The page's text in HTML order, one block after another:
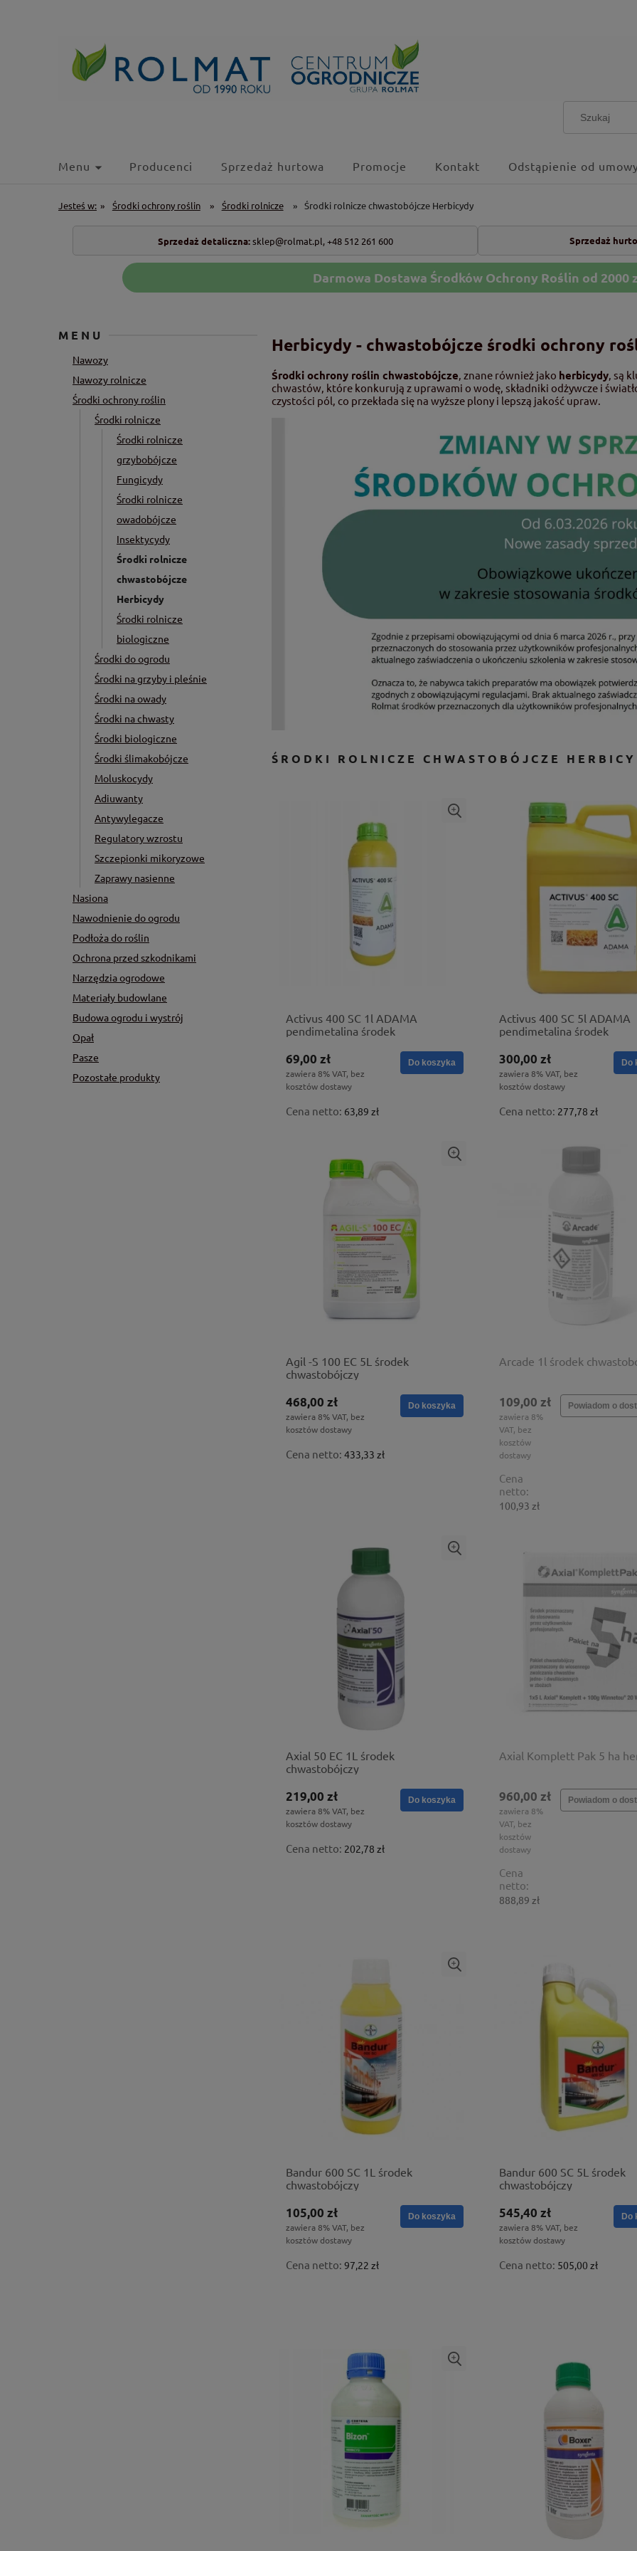
Menu Producenci Sprzedaż hurtowa Promocje Kontakt Odstąpienie od
Jesteś w: » Środki ochrony roślin » Środki rolnicze » Środki rolnicze chwastobójcze Herbicydy
Sprzedaż detaliczna: sklep@rolmat.pl, +48 512 261 600 Sprzedaż
Darmowa Dostawa Środków Ochrony Roślin od 2000
MENU
Nawozy
Nawozy rolnicze
Środki ochrony roślin
Środki rolnicze
Środki rolnicze
grzybobójcze
Fungicydy
Środki rolnicze
owadobójcze
Insektycydy
Środki rolnicze
chwastobójcze
Herbicydy
Środki rolnicze
biologiczne
Środki do ogrodu
Środki na grzyby i pleśnie
Środki na owady
Środki na chwasty
Środki biologiczne
Środki ślimakobójcze
Moluskocydy
Adiuwanty
Antywylegacze
Regulatory wzrostu
Szczepionki mikoryzowe
Zaprawy nasienne
Nasiona
Nawodnienie do ogrodu
Podłoża do roślin
Ochrona przed szkodnikami
Narzędzia ogrodowe
Materiały budowlane
Budowa ogrodu i wystrój
Opał
Pasze
Pozostałe produkty
Herbicydy - chwastobójcze środki ochrony
Środki ochrony roślin chwastobójcze, znane również jako herbicydy, są
chwastów, które konkurują z uprawami o wodę, składniki odżywcze i
czystości pól, co przekłada się na wyższe plony i lepszą jakość upraw.
ŚRODKI ROLNICZE CHWASTOBÓJCZE
Activus 400 SC 1l ADAMA
pendimetalina środek
69,00 zł
zawiera 8% VAT, bez
kosztów dostawy
Cena netto: 63,89 zł
Do koszyka
Activus 400 SC 5l ADAMA
pendimetalina środek
300,00 zł
zawiera 8% VAT, bez
kosztów dostawy
Cena netto: 277,78 zł
Do
Agil -S 100 EC 5L środek
chwastobójczy
468,00 zł
zawiera 8% VAT, bez
kosztów dostawy
Cena netto: 433,33 zł
Do koszyka
Arcade 1l środek
109,00 zł
zawiera 8%
VAT, bez
kosztów
dostawy
Cena
netto:
100,93 zł
Powiadom o
Axial 50 EC 1L środek
chwastobójczy
219,00 zł
zawiera 8% VAT, bez
kosztów dostawy
Cena netto: 202,78 zł
Do koszyka
Axial Komplett Pak 5 ha
960,00 zł
zawiera 8%
VAT, bez
kosztów
dostawy
Cena
netto:
888,89 zł
Powiadom o
Bandur 600 SC 1L środek
chwastobójczy
105,00 zł
zawiera 8% VAT, bez
kosztów dostawy
Cena netto: 97,22 zł
Do koszyka
Bandur 600 SC 5L środek
chwastobójczy
545,40 zł
zawiera 8% VAT, bez
kosztów dostawy
Cena netto: 505,00 zł
Do